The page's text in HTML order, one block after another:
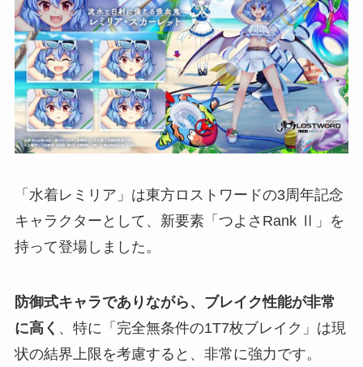
「水着レミリア」は東方ロストワードの3周年記念
キャラクターとして、新要素「つよさRank Ⅱ」を
持って登場しました。
防御式キャラでありながら、ブレイク性能が非常
に高く 、特に「完全無条件の1T7枚ブレイク」は現
状の結界上限を考慮すると、非常に強力です。